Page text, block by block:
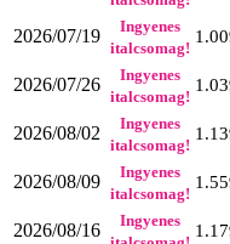
2026/07/19
Ingyenes
italcsomag!
2026/07/26
Ingyenes
italcsomag!
2026/08/02
Ingyenes
italcsomag!
2026/08/09
Ingyenes
italcsomag!
2026/08/16
Ingyenes